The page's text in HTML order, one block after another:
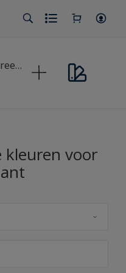
Alpha Plafond Extreem Mat
kleuren voor